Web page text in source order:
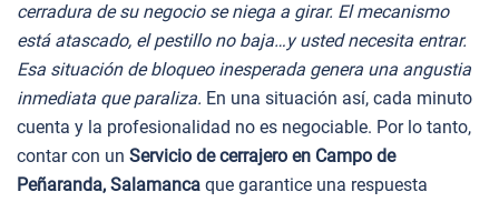
cerradura de su negocio se niega a girar. El mecanismo
está atascado, el pestillo no baja…y usted necesita entrar.
Esa situación de bloqueo inesperada genera una angustia
inmediata que paraliza. En una situación así, cada minuto
cuenta y la profesionalidad no es negociable. Por lo tanto,
contar con un Servicio de cerrajero en Campo de
Peñaranda, Salamanca que garantice una respuesta